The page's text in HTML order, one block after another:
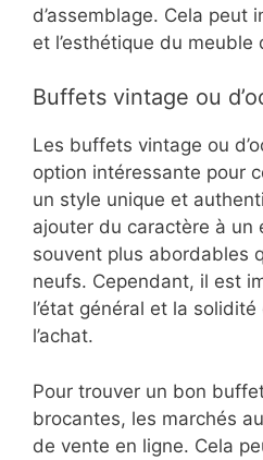
d’assemblage. Cela peut
et l’esthétique du meuble
Buffets vintage ou
Les buffets vintage ou
option intéressante pour
un style unique et
ajouter du caractère à un
souvent plus abordables
neufs. Cependant, il est
l’état général et la
l’achat.
Pour trouver un bon
brocantes, les marchés
de vente en ligne. Cela